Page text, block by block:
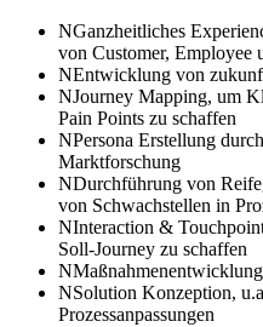
NGanzheitliches
von Customer, Employee
NEntwicklung von
NJourney Mapping, um
Pain Points zu schaffen
NPersona Erstellung
Marktforschung
NDurchführung von
von Schwachstellen in
NInteraction &
Soll-Journey zu schaffen
N
NSolution Konzeption,
Prozessanpassungen